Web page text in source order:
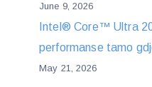
June 9, 2026
Intel® Core™ Ultra
performanse tamo
May 21, 2026